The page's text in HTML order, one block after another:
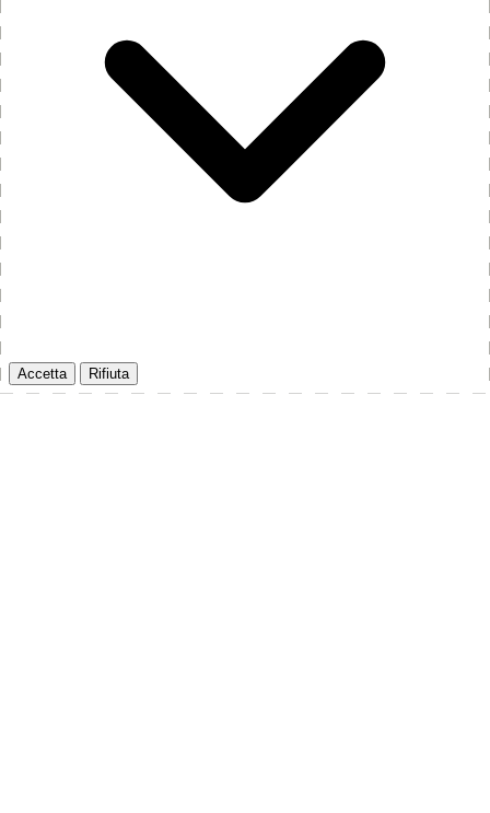
Accetta Rifiuta